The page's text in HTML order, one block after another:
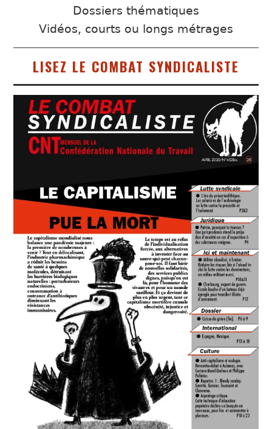
Dossiers thématiques
Vidéos, courts ou longs métrages
LISEZ LE COMBAT SYNDICALISTE